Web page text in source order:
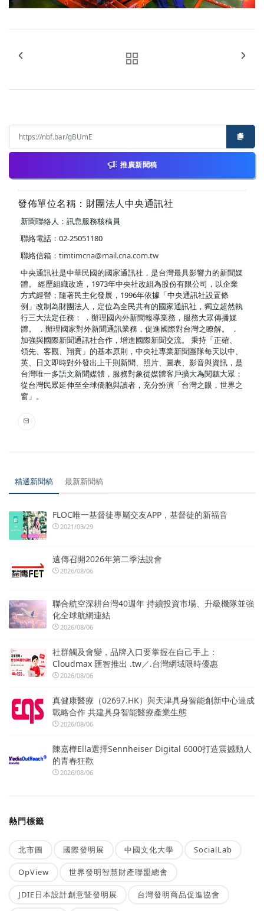
推廣新聞稿
發佈單位名稱：財團法人中央通訊社
新聞聯絡人：訊息服務核稿員
聯絡電話：02-25051180
聯絡信箱： timtimcna@mail.cna.com.tw
中央通訊社是中華民國的國家通訊社，是台灣最具影響力的新聞媒
體。 經歷組織改造，1973年中央社改組為股份有限公司，以企業
方式經營；隨著民主化發展，1996年依據「中央通訊社設置條
例」改制為財團法人，定位為全民共有的國家通訊社，獨立超然執
行三大法定任務： ．辦理國內外新聞報導業務，服務大眾傳播媒
體。 ．辦理國家對外新聞通訊業務，促進國際對台灣之瞭解。 ．
加強與國際新聞通訊社合作，增進國際新聞交流。 秉持「正確、
領先、客觀、翔實」的基本原則，中央社專業新聞團隊每天以中、
英、日文即時對外發出上千則新聞、照片、圖表、影音與資訊，是
台灣唯一多語文新聞媒體，服務對象從媒體客戶擴大為閱聽大眾；
從台灣民眾延伸至全球僑胞與讀者，充分扮演「台灣之眼，世界之
窗」。
精選新聞稿 最新新聞稿
FLOC唯一基督徒專屬交友APP，基督徒的新福音
2021/03/29
遠傳召開2026年第二季法說會
2026/08/06
聯合航空深耕台灣40週年 持續投資市場、升級機隊並強
化全球航網連結
2026/08/06
社群觸及會變，品牌入口要掌握在自己手上：
Cloudmax 匯智推出 .tw／.台灣網域限時優惠
2026/08/06
真健康醫療（02697.HK）與天津具身智能創新中心達成
戰略合作 共建具身智能醫療產業生態
2026/08/06
陳嘉樺Ella選擇Sennheiser Digital 6000打造震撼動人
的青春狂歡
2026/08/06
熱門標籤
北市圖 國際發明展 中國文化大學 SocialLab
OpView 世界發明智慧財產聯盟總會
JDIE日本設計創意暨發明展 台灣發明商品促進協會